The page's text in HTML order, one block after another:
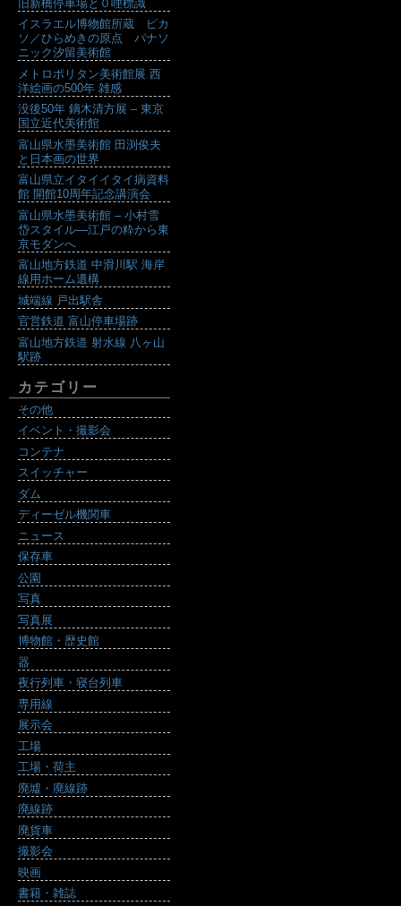
旧新橋停車場と０哩標識
イスラエル博物館所蔵 ピカ
ソ／ひらめきの原点 パナソ
ニック汐留美術館
メトロポリタン美術館展 西
洋絵画の500年 雑感
没後50年 鏑木清方展 – 東京
国立近代美術館
富山県水墨美術館 田渕俊夫
と日本画の世界
富山県立イタイイタイ病資料
館 開館10周年記念講演会
富山県水墨美術館 – 小村雪
岱スタイル―江戸の粋から東
京モダンへ
富山地方鉄道 中滑川駅 海岸
線用ホーム遺構
城端線 戸出駅舎
官営鉄道 富山停車場跡
富山地方鉄道 射水線 八ヶ山
駅跡
カテゴリー
その他
イベント・撮影会
コンテナ
スイッチャー
ダム
ディーゼル機関車
ニュース
保存車
公園
写真
写真展
博物館・歴史館
器
夜行列車・寝台列車
専用線
展示会
工場
工場・荷主
廃墟・廃線跡
廃線跡
廃貨車
撮影会
映画
書籍・雑誌